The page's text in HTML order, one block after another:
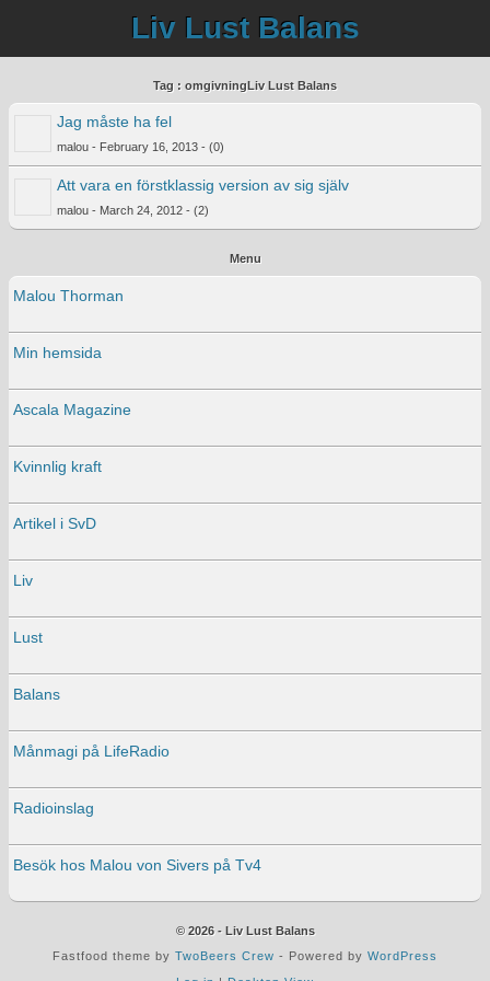
Liv Lust Balans
Tag : omgivningLiv Lust Balans
Jag måste ha fel
malou - February 16, 2013 - (0)
Att vara en förstklassig version av sig själv
malou - March 24, 2012 - (2)
Menu
Malou Thorman
Min hemsida
Ascala Magazine
Kvinnlig kraft
Artikel i SvD
Liv
Lust
Balans
Månmagi på LifeRadio
Radioinslag
Besök hos Malou von Sivers på Tv4
© 2026 - Liv Lust Balans
Fastfood theme by TwoBeers Crew - Powered by WordPress